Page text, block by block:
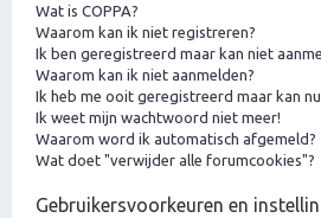
Wat is COPPA?
Waarom kan ik niet registreren?
Ik ben geregistreerd maar kan niet
Waarom kan ik niet aanmelden?
Ik heb me ooit geregistreerd maar kan
Ik weet mijn wachtwoord niet meer!
Waarom word ik automatisch afgemeld?
Wat doet "verwijder alle forumcookies"?
Gebruikersvoorkeuren en